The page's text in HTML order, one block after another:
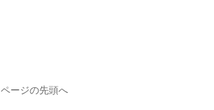
ページの先頭へ